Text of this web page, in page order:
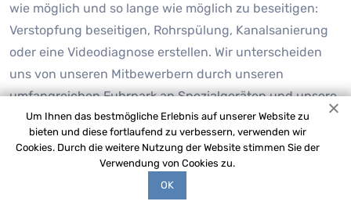
wie möglich und so lange wie möglich zu beseitigen:
Verstopfung beseitigen, Rohrspülung, Kanalsanierung
oder eine Videodiagnose erstellen. Wir unterscheiden
uns von unseren Mitbewerbern durch unseren
umfangreichen Fuhrpark an Spezialgeräten und unsere
festen Kosten. Wir sind stolz darauf, sagen zu können,
dass es für Rohrreinigung Wegberg Ellinghoven keine
unlösbaren Aufgaben gibt.
Um Ihnen das bestmögliche Erlebnis auf unserer Website zu
bieten und diese fortlaufend zu verbessern, verwenden wir
Cookies. Durch die weitere Nutzung der Website stimmen Sie der
Verwendung von Cookies zu.
OK